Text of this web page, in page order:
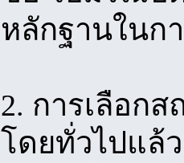
หลักฐานในก
2. การเลือก
โดยทั่วไปแล้